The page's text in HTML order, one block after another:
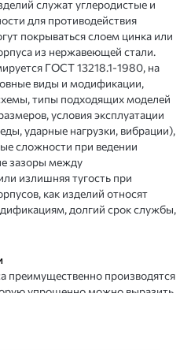
служат углеродистые и
для противодействия
покрываться слоем цинка или
из нержавеющей стали.
ГОСТ 13218.1-1980, на
виды и модификации,
типы подходящих моделей
условия эксплуатации
ударные нагрузки, вибрации),
сложности при ведении
зазоры между
излишняя тугость при
как изделий относят
долгий срок службы,
преимущественно производятся
упрощенно можно выразить
металл вливается в